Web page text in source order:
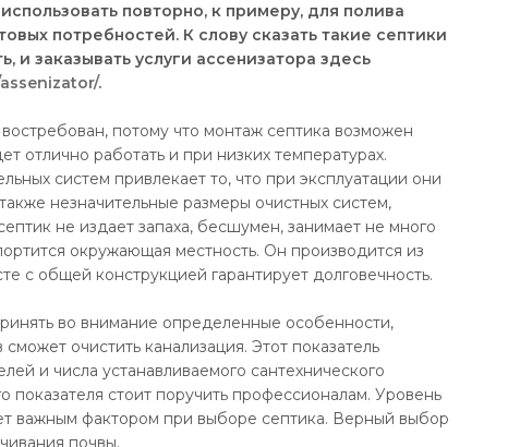
повторно, к примеру, для полива
потребностей. К слову сказать такие септики
и заказывать услуги ассенизатора здесь
.
потому что монтаж септика возможен
отлично работать и при низких температурах.
систем привлекает то, что при эксплуатации они
незначительные размеры очистных систем,
не издает запаха, бесшумен, занимает не много
окружающая местность. Он производится из
с общей конструкцией гарантирует долговечность.
во внимание определенные особенности,
очистить канализация. Этот показатель
и числа устанавливаемого сантехнического
показателя стоит поручить профессионалам. Уровень
важным фактором при выборе септика. Верный выбор
почвы.